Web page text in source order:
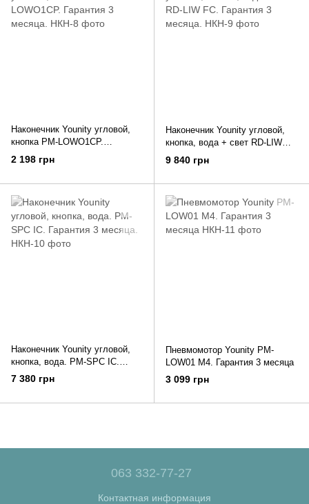
Наконечник Younity угловой,
кнопка PM-LOWO1CP.
Гарантия 3 месяца.
2 198 грн
Наконечник Younity угловой,
кнопка, вода + свет RD-LIW
FC. Гарантия 3 месяца.
9 840 грн
Наконечник Younity угловой,
кнопка, вода. PM-SPC IC.
Гарантия 3 месяца.
7 380 грн
Пневмомотор Younity PM-
LOW01 M4. Гарантия 3 месяца
3 099 грн
063 332-77-27
Контактная информация